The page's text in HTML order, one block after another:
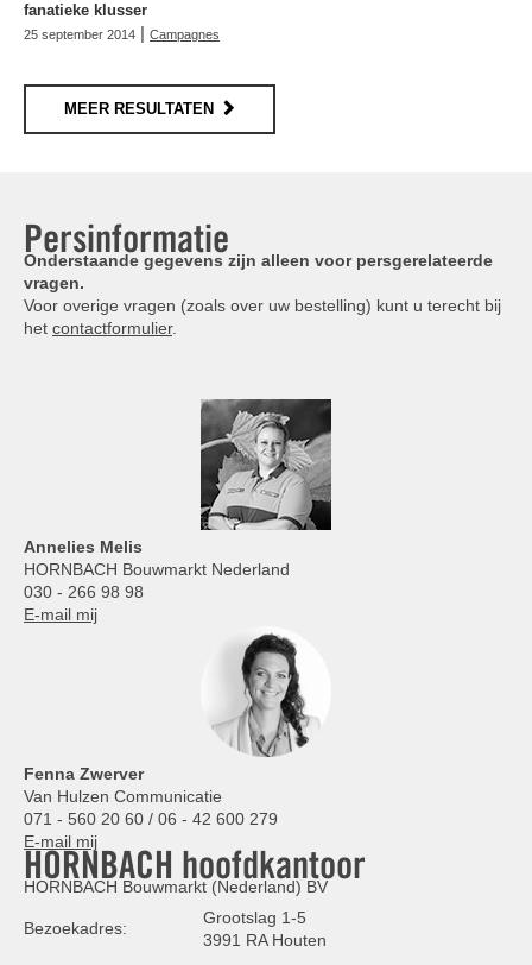
fanatieke klusser
25 september 2014 | Campagnes
MEER RESULTATEN
Persinformatie
Onderstaande gegevens zijn alleen voor persgerelateerde
vragen.
Voor overige vragen (zoals over uw bestelling) kunt u terecht bij
het contactformulier.
Annelies Melis
HORNBACH Bouwmarkt Nederland
030 - 266 98 98
E-mail mij
Fenna Zwerver
Van Hulzen Communicatie
071 - 560 20 60 / 06 - 42 600 279
E-mail mij
HORNBACH hoofdkantoor
HORNBACH Bouwmarkt (Nederland) BV
Bezoekadres:
Grootslag 1-5
3991 RA Houten